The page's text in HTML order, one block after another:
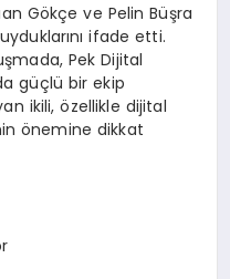
Gökçe ve Pelin Büşra
ifade etti.
Pek Dijital
güçlü bir ekip
ikili, özellikle dijital
önemine dikkat